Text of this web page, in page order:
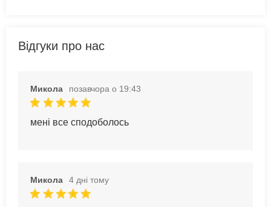
Відгуки про нас
Микола позавчора о 19:43
мені все сподоболось
Микола 4 дні тому